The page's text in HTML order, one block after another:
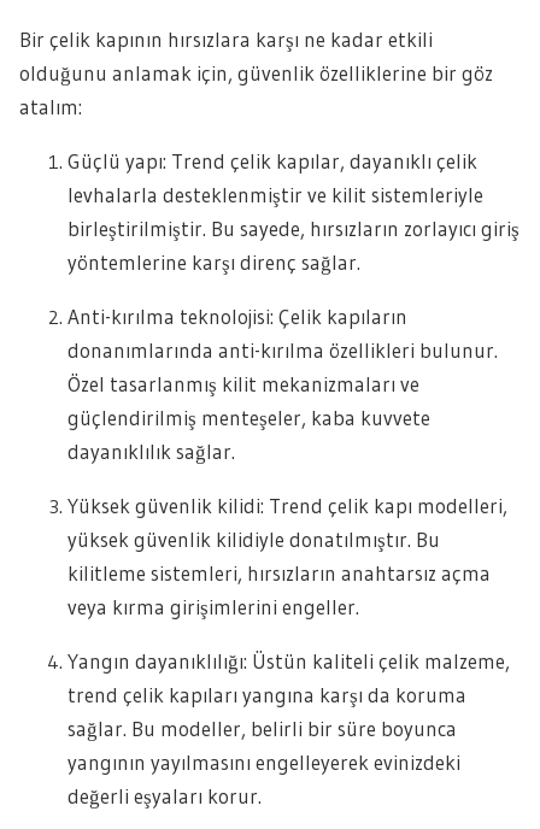
Bir çelik kapının hırsızlara karşı ne kadar etkili
olduğunu anlamak için, güvenlik özelliklerine bir göz
atalım:
Güçlü yapı: Trend çelik kapılar, dayanıklı çelik
levhalarla desteklenmiştir ve kilit sistemleriyle
birleştirilmiştir. Bu sayede, hırsızların zorlayıcı giriş
yöntemlerine karşı direnç sağlar.
Anti-kırılma teknolojisi: Çelik kapıların
donanımlarında anti-kırılma özellikleri bulunur.
Özel tasarlanmış kilit mekanizmaları ve
güçlendirilmiş menteşeler, kaba kuvvete
dayanıklılık sağlar.
Yüksek güvenlik kilidi: Trend çelik kapı modelleri,
yüksek güvenlik kilidiyle donatılmıştır. Bu
kilitleme sistemleri, hırsızların anahtarsız açma
veya kırma girişimlerini engeller.
Yangın dayanıklılığı: Üstün kaliteli çelik malzeme,
trend çelik kapıları yangına karşı da koruma
sağlar. Bu modeller, belirli bir süre boyunca
yangının yayılmasını engelleyerek evinizdeki
değerli eşyaları korur.